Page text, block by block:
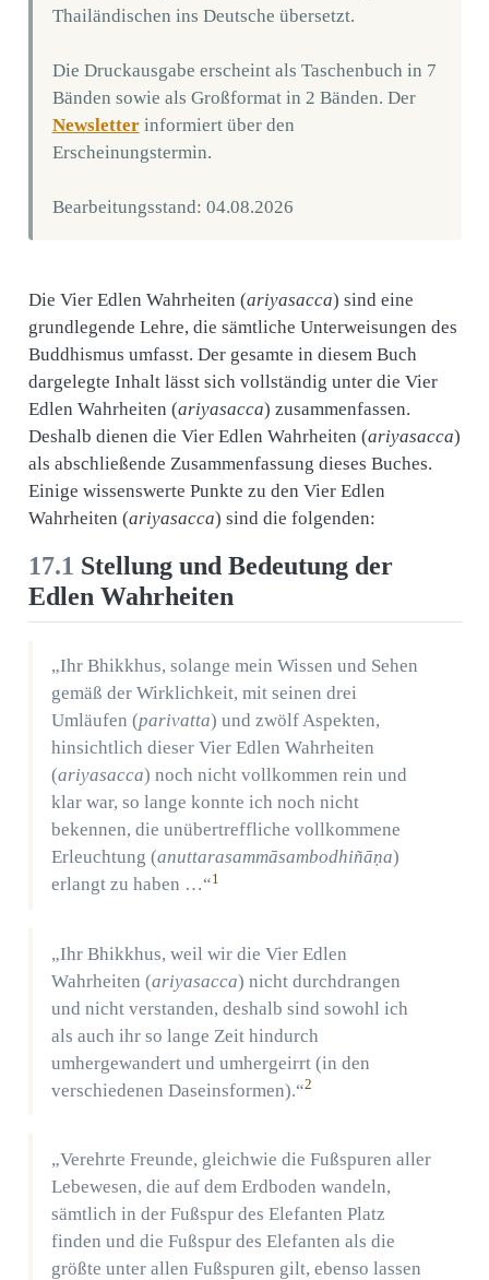
Thailändischen ins Deutsche übersetzt.
Die Druckausgabe erscheint als Taschenbuch in 7
Bänden sowie als Großformat in 2 Bänden. Der
Newsletterinformiert über den
Erscheinungstermin.
Bearbeitungsstand: 04.08.2026
Die Vier Edlen Wahrheiten (ariyasacca) sind eine
grundlegende Lehre, die sämtliche Unterweisungen des
Buddhismus umfasst. Der gesamte in diesem Buch
dargelegte Inhalt lässt sich vollständig unter die Vier
Edlen Wahrheiten (ariyasacca) zusammenfassen.
Deshalb dienen die Vier Edlen Wahrheiten (ariyasacca)
als abschließende Zusammenfassung dieses Buches.
Einige wissenswerte Punkte zu den Vier Edlen
Wahrheiten (ariyasacca) sind die folgenden:
17.1 Stellung und Bedeutung der
Edlen Wahrheiten
„Ihr Bhikkhus, solange mein Wissen und Sehen
gemäß der Wirklichkeit, mit seinen drei
Umläufen (parivatta) und zwölf Aspekten,
hinsichtlich dieser Vier Edlen Wahrheiten
(ariyasacca) noch nicht vollkommen rein und
klar war, so lange konnte ich noch nicht
bekennen, die unübertreffliche vollkommene
Erleuchtung (anuttarasammāsambodhiñāṇa)
erlangt zu haben …“1
„Ihr Bhikkhus, weil wir die Vier Edlen
Wahrheiten (ariyasacca) nicht durchdrangen
und nicht verstanden, deshalb sind sowohl ich
als auch ihr so lange Zeit hindurch
umhergewandert und umhergeirrt (in den
verschiedenen Daseinsformen).“2
„Verehrte Freunde, gleichwie die Fußspuren aller
Lebewesen, die auf dem Erdboden wandeln,
sämtlich in der Fußspur des Elefanten Platz
finden und die Fußspur des Elefanten als die
größte unter allen Fußspuren gilt, ebenso lassen